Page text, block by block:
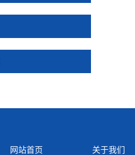
网站首页 关于我们